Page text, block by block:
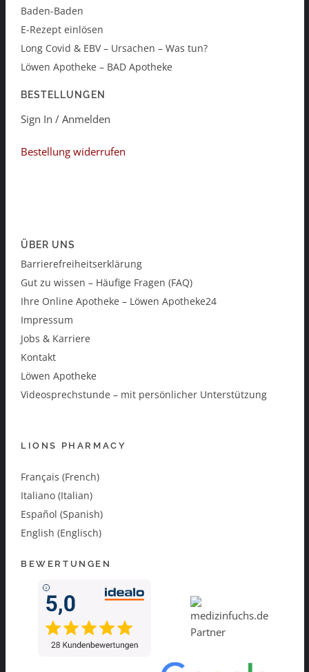
Baden-Baden
E-Rezept einlösen
Long Covid & EBV – Ursachen – Was tun?
Löwen Apotheke – BAD Apotheke
BESTELLUNGEN
Sign In / Anmelden
Bestellung widerrufen
ÜBER UNS
Barrierefreiheitserklärung
Gut zu wissen – Häufige Fragen (FAQ)
Ihre Online Apotheke – Löwen Apotheke24
Impressum
Jobs & Karriere
Kontakt
Löwen Apotheke
Videosprechstunde – mit persönlicher Unterstützung
LIONS PHARMACY
Français (French)
Italiano (Italian)
Español (Spanish)
English (Englisch)
BEWERTUNGEN